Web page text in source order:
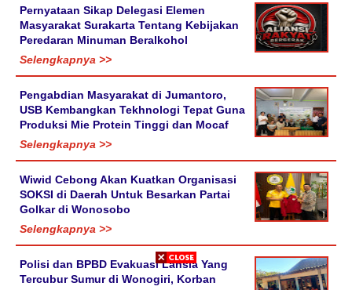
Pernyataan Sikap Delegasi Elemen
Masyarakat Surakarta Tentang Kebijakan
Peredaran Minuman Beralkohol
Selengkapnya >>
Pengabdian Masyarakat di Jumantoro,
USB Kembangkan Tekhnologi Tepat Guna
Produksi Mie Protein Tinggi dan Mocaf
Selengkapnya >>
Wiwid Cebong Akan Kuatkan Organisasi
SOKSI di Daerah Untuk Besarkan Partai
Golkar di Wonosobo
Selengkapnya >>
Polisi dan BPBD Evakuasi Lansia Yang
Tercubur Sumur di Wonogiri, Korban